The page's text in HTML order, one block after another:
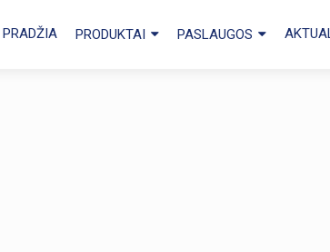
PRADŽIA PRODUKTAI PASLAUGOS